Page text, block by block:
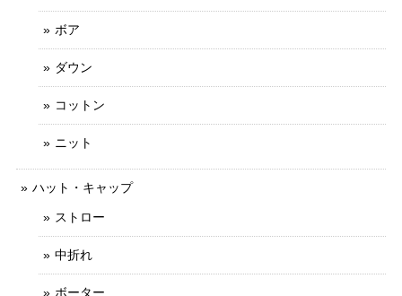
ボア
ダウン
コットン
ニット
ハット・キャップ
ストロー
中折れ
ボーター